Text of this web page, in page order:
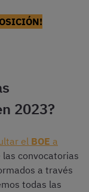
2023?
el BOE a
convocatorias
a través
todas las